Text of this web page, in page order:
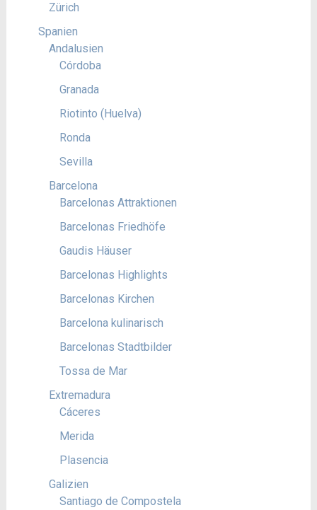
Zürich
Spanien
Andalusien
Córdoba
Granada
Riotinto (Huelva)
Ronda
Sevilla
Barcelona
Barcelonas Attraktionen
Barcelonas Friedhöfe
Gaudis Häuser
Barcelonas Highlights
Barcelonas Kirchen
Barcelona kulinarisch
Barcelonas Stadtbilder
Tossa de Mar
Extremadura
Cáceres
Merida
Plasencia
Galizien
Santiago de Compostela